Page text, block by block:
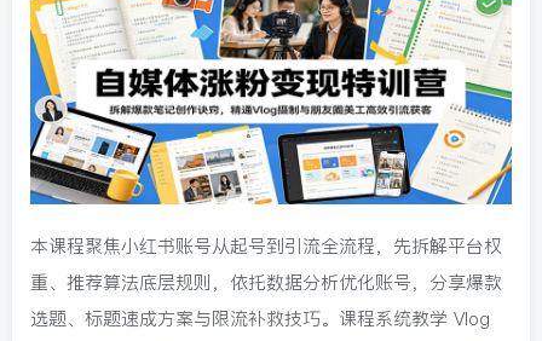
本课程聚焦小红书账号从起号到引流全流程，先拆解平台权
重、推荐算法底层规则，依托数据分析优化账号，分享爆款
选题、标题速成方案与限流补救技巧。课程系统教学 Vlog